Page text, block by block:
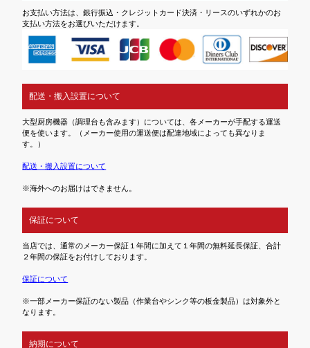
お支払い方法は、銀行振込・クレジットカード決済・リースのいずれかのお
支払い方法をお選びいただけます。
配送・搬入設置について
大型厨房機器（調理台も含みます）については、各メーカーが手配する運送
便を使います。（メーカー使用の運送便は配達地域によっても異なりま
す。）
配送・搬入設置について
※海外へのお届けはできません。
保証について
当店では、通常のメーカー保証１年間に加えて１年間の無料延長保証、合計
２年間の保証をお付けしております。
保証について
※一部メーカー保証のない製品（作業台やシンク等の板金製品）は対象外と
なります。
納期について